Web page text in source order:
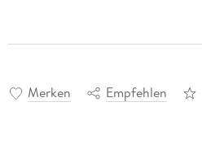
Merken Empfehlen